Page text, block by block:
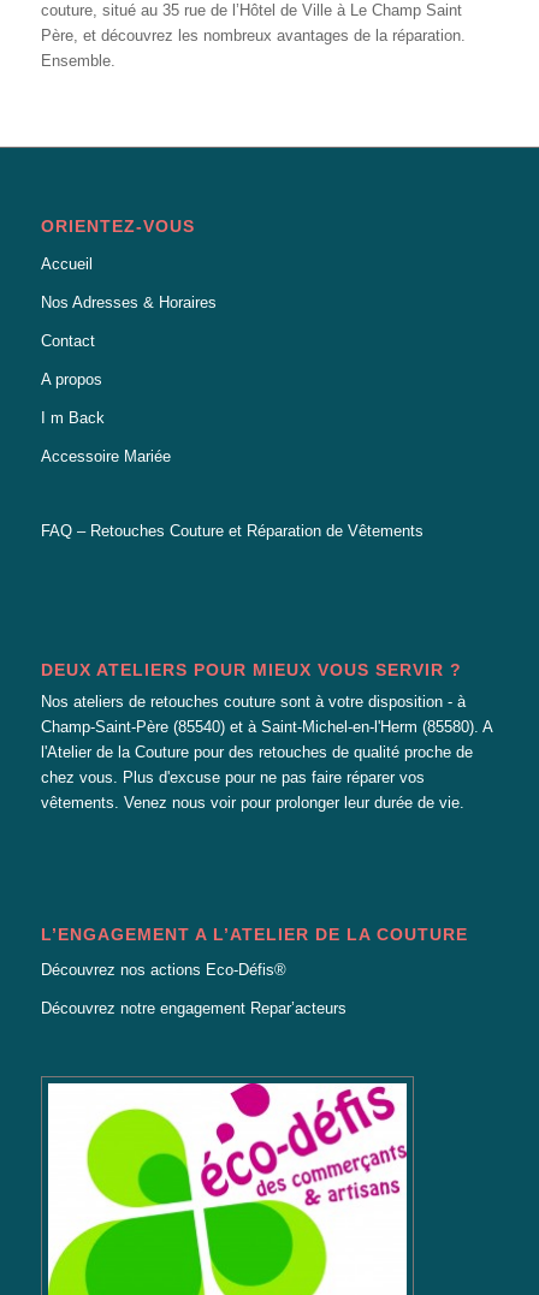
couture, situé au 35 rue de l’Hôtel de Ville à Le Champ Saint
Père, et découvrez les nombreux avantages de la réparation.
Ensemble.
ORIENTEZ-VOUS
Accueil
Nos Adresses & Horaires
Contact
A propos
I m Back
Accessoire Mariée
FAQ – Retouches Couture et Réparation de Vêtements
DEUX ATELIERS POUR MIEUX VOUS SERVIR ?
Nos ateliers de retouches couture sont à votre disposition - à
Champ-Saint-Père (85540) et à Saint-Michel-en-l'Herm (85580). A
l'Atelier de la Couture pour des retouches de qualité proche de
chez vous. Plus d'excuse pour ne pas faire réparer vos
vêtements. Venez nous voir pour prolonger leur durée de vie.
L’ENGAGEMENT A L’ATELIER DE LA COUTURE
Découvrez nos actions Eco-Défis®
Découvrez notre engagement Repar’acteurs